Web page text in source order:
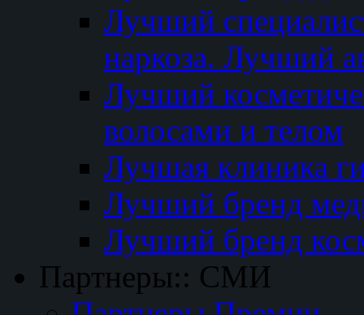
Лучший
наркоза. Лучший
Лучший
волосами и телом
Лучшая клиника
Лучший бренд
Лучший бренд
Партнеры:: СМИ